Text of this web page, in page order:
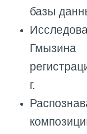
базы
г.